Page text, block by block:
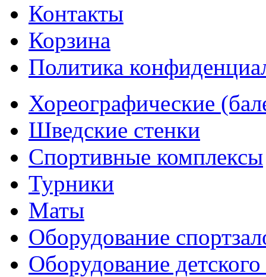
Контакты
Корзина
Политика
Хореографические
Шведские стенки
Cпортивные комплексы
Турники
Маты
Оборудование
Оборудование детского